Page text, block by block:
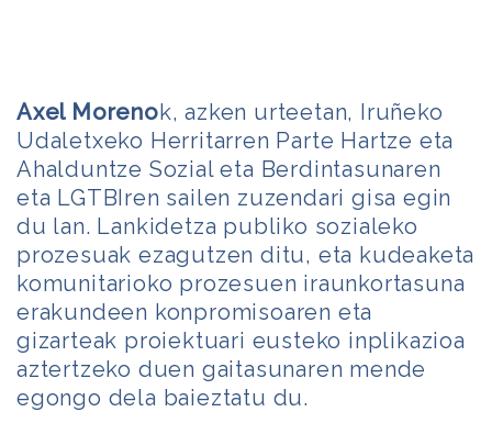
Axel Morenok, azken urteetan, Iruñeko
Udaletxeko Herritarren Parte Hartze eta
Ahalduntze Sozial eta Berdintasunaren
eta LGTBIren sailen zuzendari gisa egin
du lan. Lankidetza publiko sozialeko
prozesuak ezagutzen ditu, eta kudeaketa
komunitarioko prozesuen iraunkortasuna
erakundeen konpromisoaren eta
gizarteak proiektuari eusteko inplikazioa
aztertzeko duen gaitasunaren mende
egongo dela baieztatu du.